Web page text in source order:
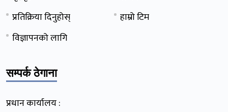
प्रतिक्रिया दिनुहोस्
हाम्रो टिम
विज्ञापनको लागि
सम्पर्क ठेगाना
प्रधान कार्यालय :